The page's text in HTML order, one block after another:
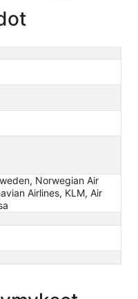
Norwegian Air
Airlines, KLM, Air